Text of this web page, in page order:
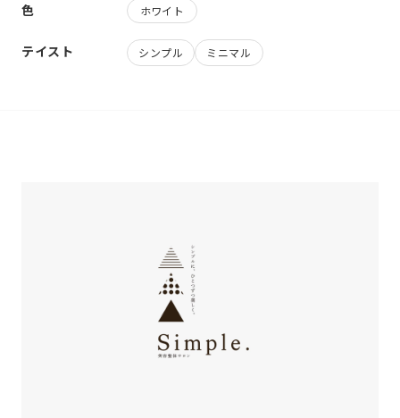
色 ホワイト
テイスト シンプル ミニマル